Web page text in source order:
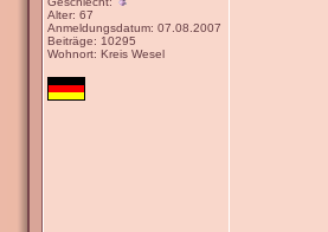
Alter: 67
Anmeldungsdatum: 07.08.2007
Beiträge: 10295
Wohnort: Kreis Wesel